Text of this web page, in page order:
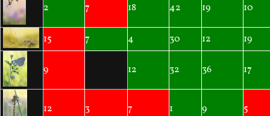
2 7 18 42 19 10
15 7 4 30 12 19
9 12 32 36 17
12 3 7 1 9 5